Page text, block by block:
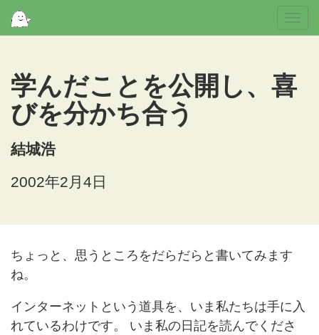
学んだことを公開し、喜
びを分かち合う
結城浩
2002年2月4日
ちょっと、思うところをだらだらと書いてみます
ね。
インターネットという道具を、いま私たちは手に入
れているわけです。 いま私の日記を読んでくださ